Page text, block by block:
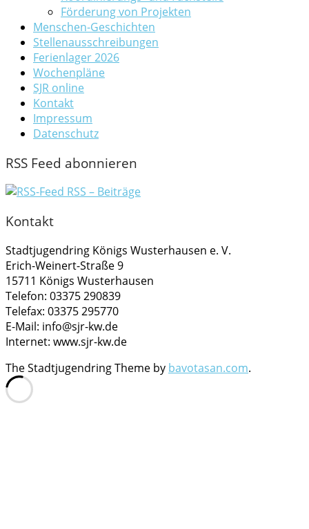
Förderung von Projekten
Menschen-Geschichten
Stellenausschreibungen
Ferienlager 2026
Wochenpläne
SJR online
Kontakt
Impressum
Datenschutz
RSS Feed abonnieren
RSS – Beiträge
Kontakt
Stadtjugendring Königs Wusterhausen e. V.
Erich-Weinert-Straße 9
15711 Königs Wusterhausen
Telefon: 03375 290839
Telefax: 03375 295770
E-Mail: info@sjr-kw.de
Internet: www.sjr-kw.de
The Stadtjugendring Theme by bavotasan.com.